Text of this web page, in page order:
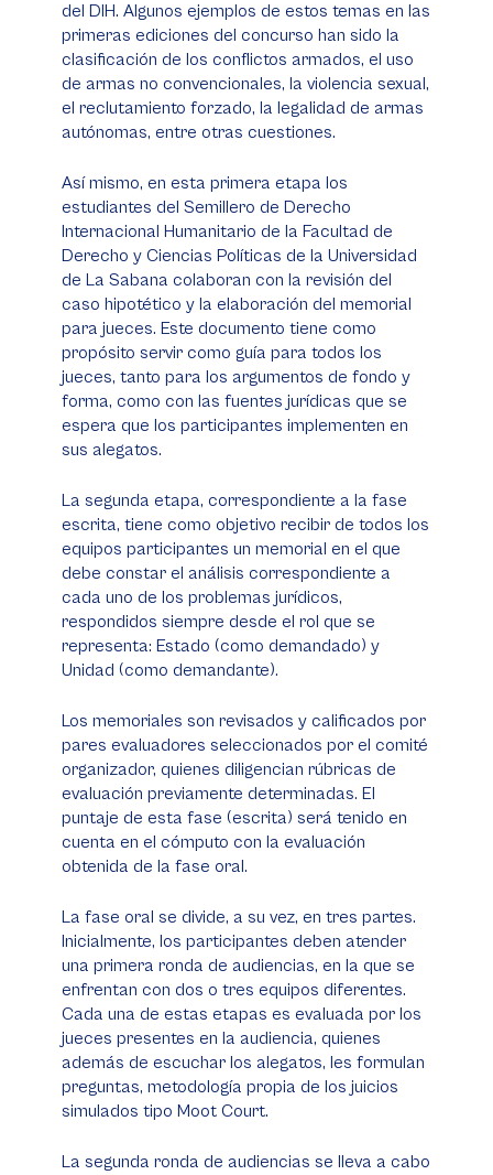
del DIH. Algunos ejemplos de estos temas en las
primeras ediciones del concurso han sido la
clasificación de los conflictos armados, el uso
de armas no convencionales, la violencia sexual,
el reclutamiento forzado, la legalidad de armas
autónomas, entre otras cuestiones.
Así mismo, en esta primera etapa los
estudiantes del Semillero de Derecho
Internacional Humanitario de la Facultad de
Derecho y Ciencias Políticas de la Universidad
de La Sabana colaboran con la revisión del
caso hipotético y la elaboración del memorial
para jueces. Este documento tiene como
propósito servir como guía para todos los
jueces, tanto para los argumentos de fondo y
forma, como con las fuentes jurídicas que se
espera que los participantes implementen en
sus alegatos.
La segunda etapa, correspondiente a la fase
escrita, tiene como objetivo recibir de todos los
equipos participantes un memorial en el que
debe constar el análisis correspondiente a
cada uno de los problemas jurídicos,
respondidos siempre desde el rol que se
representa: Estado (como demandado) y
Unidad (como demandante).
Los memoriales son revisados y calificados por
pares evaluadores seleccionados por el comité
organizador, quienes diligencian rúbricas de
evaluación previamente determinadas. El
puntaje de esta fase (escrita) será tenido en
cuenta en el cómputo con la evaluación
obtenida de la fase oral.
La fase oral se divide, a su vez, en tres partes.
Inicialmente, los participantes deben atender
una primera ronda de audiencias, en la que se
enfrentan con dos o tres equipos diferentes.
Cada una de estas etapas es evaluada por los
jueces presentes en la audiencia, quienes
además de escuchar los alegatos, les formulan
preguntas, metodología propia de los juicios
simulados tipo Moot Court.
La segunda ronda de audiencias se lleva a cabo